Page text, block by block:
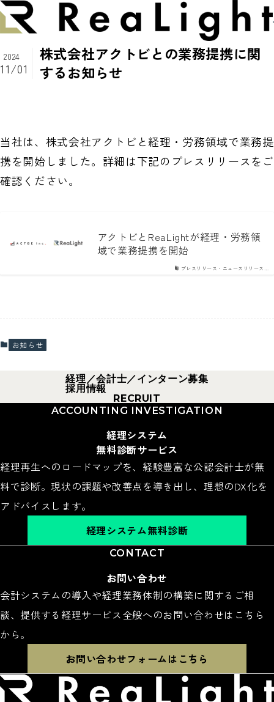
ReaLightについて
メンバー紹介
提携先
支援実績
経理DX
経理OS
お知らせ
セミナー
お問い合わせ
株式会社アクトビとの業務提携に関
するお知らせ
2024
11/01
当社は、株式会社アクトビと経理・労務領域で業務提
携を開始しました。詳細は下記のプレスリリースをご
確認ください。
プレスリリース・ニュースリリース…
アクトビとReaLightが経理・労務領
域で業務提携を開始
お知らせ
経理／会計士／インターン募集
採用情報
RECRUIT
芯のある生き方へ
ACCOUNTING INVESTIGATION
経理システム
無料診断サービス
経理再生へのロードマップを、経験豊富な公認会計士が無
料で診断。現状の課題や改善点を導き出し、理想のDX化を
アドバイスします。
経理システム無料診断
CONTACT
お問い合わせ
会計システムの導入や経理業務体制の構築に関するご相
談、提供する経理サービス全般へのお問い合わせはこちら
から。
お問い合わせフォームはこちら